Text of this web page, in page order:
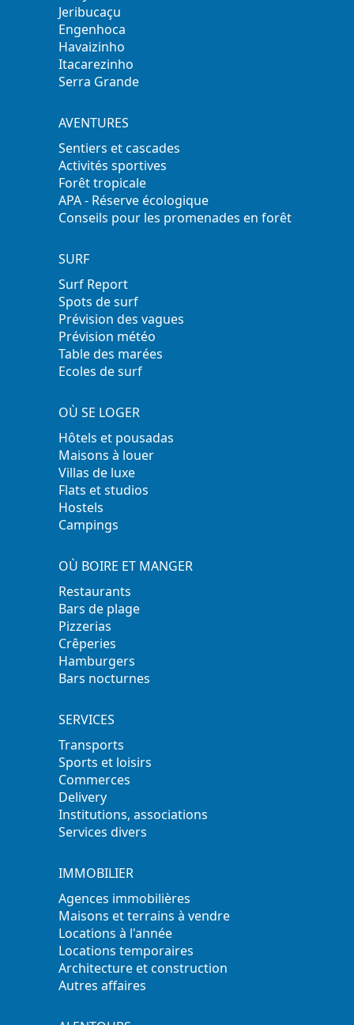
Jeribucaçu
Engenhoca
Havaizinho
Itacarezinho
Serra Grande
AVENTURES
Sentiers et cascades
Activités sportives
Forêt tropicale
APA - Réserve écologique
Conseils pour les promenades en forêt
SURF
Surf Report
Spots de surf
Prévision des vagues
Prévision météo
Table des marées
Ecoles de surf
OÙ SE LOGER
Hôtels et pousadas
Maisons à louer
Villas de luxe
Flats et studios
Hostels
Campings
OÙ BOIRE ET MANGER
Restaurants
Bars de plage
Pizzerias
Crêperies
Hamburgers
Bars nocturnes
SERVICES
Transports
Sports et loisirs
Commerces
Delivery
Institutions, associations
Services divers
IMMOBILIER
Agences immobilières
Maisons et terrains à vendre
Locations à l'année
Locations temporaires
Architecture et construction
Autres affaires